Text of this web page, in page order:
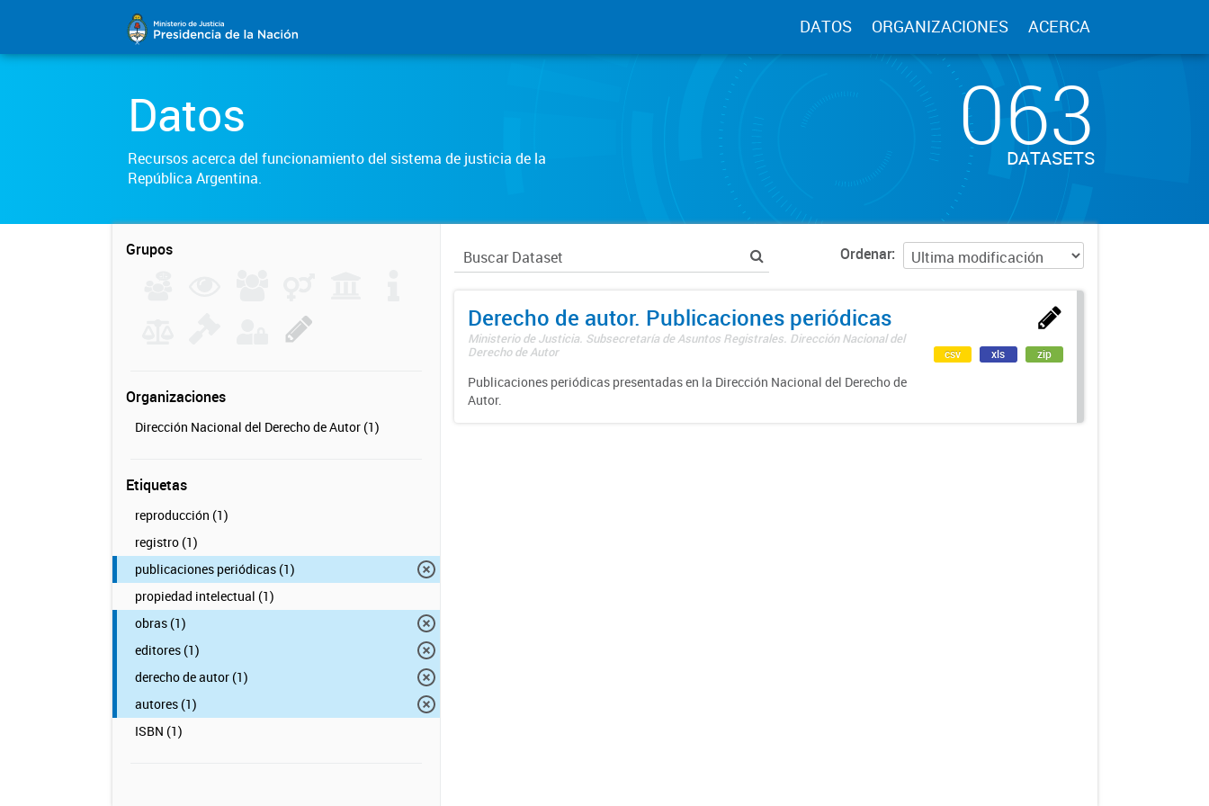
DATOS ORGANIZACIONES ACERCA
Datos
Recursos acerca del funcionamiento del sistema de justicia de la
República Argentina.
063
DATASETS
Grupos
Organizaciones
Dirección Nacional del Derecho de Autor (1)
Etiquetas
reproducción (1)
registro (1)
publicaciones periódicas (1)
propiedad intelectual (1)
obras (1)
editores (1)
derecho de autor (1)
autores (1)
ISBN (1)
Ordenar
Derecho de autor. Publicaciones periódicas
Ministerio de Justicia. Subsecretaría de Asuntos Registrales. Dirección Nacional del
Derecho de Autor
Publicaciones periódicas presentadas en la Dirección Nacional del Derecho de
Autor.
csv xls zip